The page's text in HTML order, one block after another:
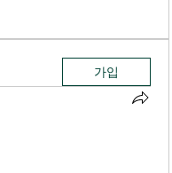
가입